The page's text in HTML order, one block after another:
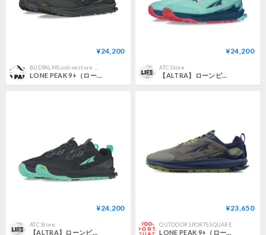
¥24,200
BUDPALMS onlinestore 【 バッドパームス オンラインストア 】
LONE PEAK 9+（ローンピーク 9+） メンズ / ALTRA アルトラ
¥24,200
ATC Store
【ALTRA】ローンピーク 9+ W / LONE PEAK 9+ W (TEAL)
¥24,200
ATC Store
【ALTRA】ローンピーク 9+ W / LONE PEAK 9+ W (Teal/Black)
¥23,650
OUTDOOR SPORTS SQUARE
LONE PEAK 9+（ローンピーク 9+）メンズ